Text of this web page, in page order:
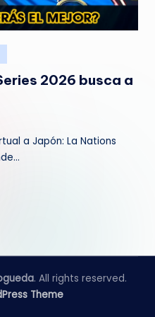
2026 busca a
a Japón: La Nations
. All rights reserved.
Theme